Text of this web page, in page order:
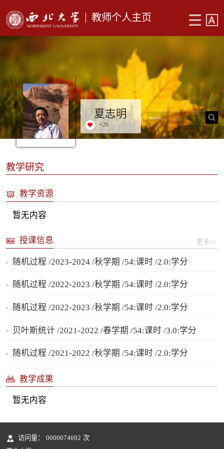
教师个人主页
夏志明
+26
教学研究
教学资源
暂无内容
授课信息 更多>>
随机过程 /2023-2024 /秋学期 /54:课时 /2.0:学分
随机过程 /2022-2023 /秋学期 /54:课时 /2.0:学分
随机过程 /2022-2023 /秋学期 /54:课时 /2.0:学分
贝叶斯统计 /2021-2022 /春学期 /54:课时 /3.0:学分
随机过程 /2021-2022 /秋学期 /54:课时 /2.0:学分
教学成果
暂无内容
访问量： 0000074692 次